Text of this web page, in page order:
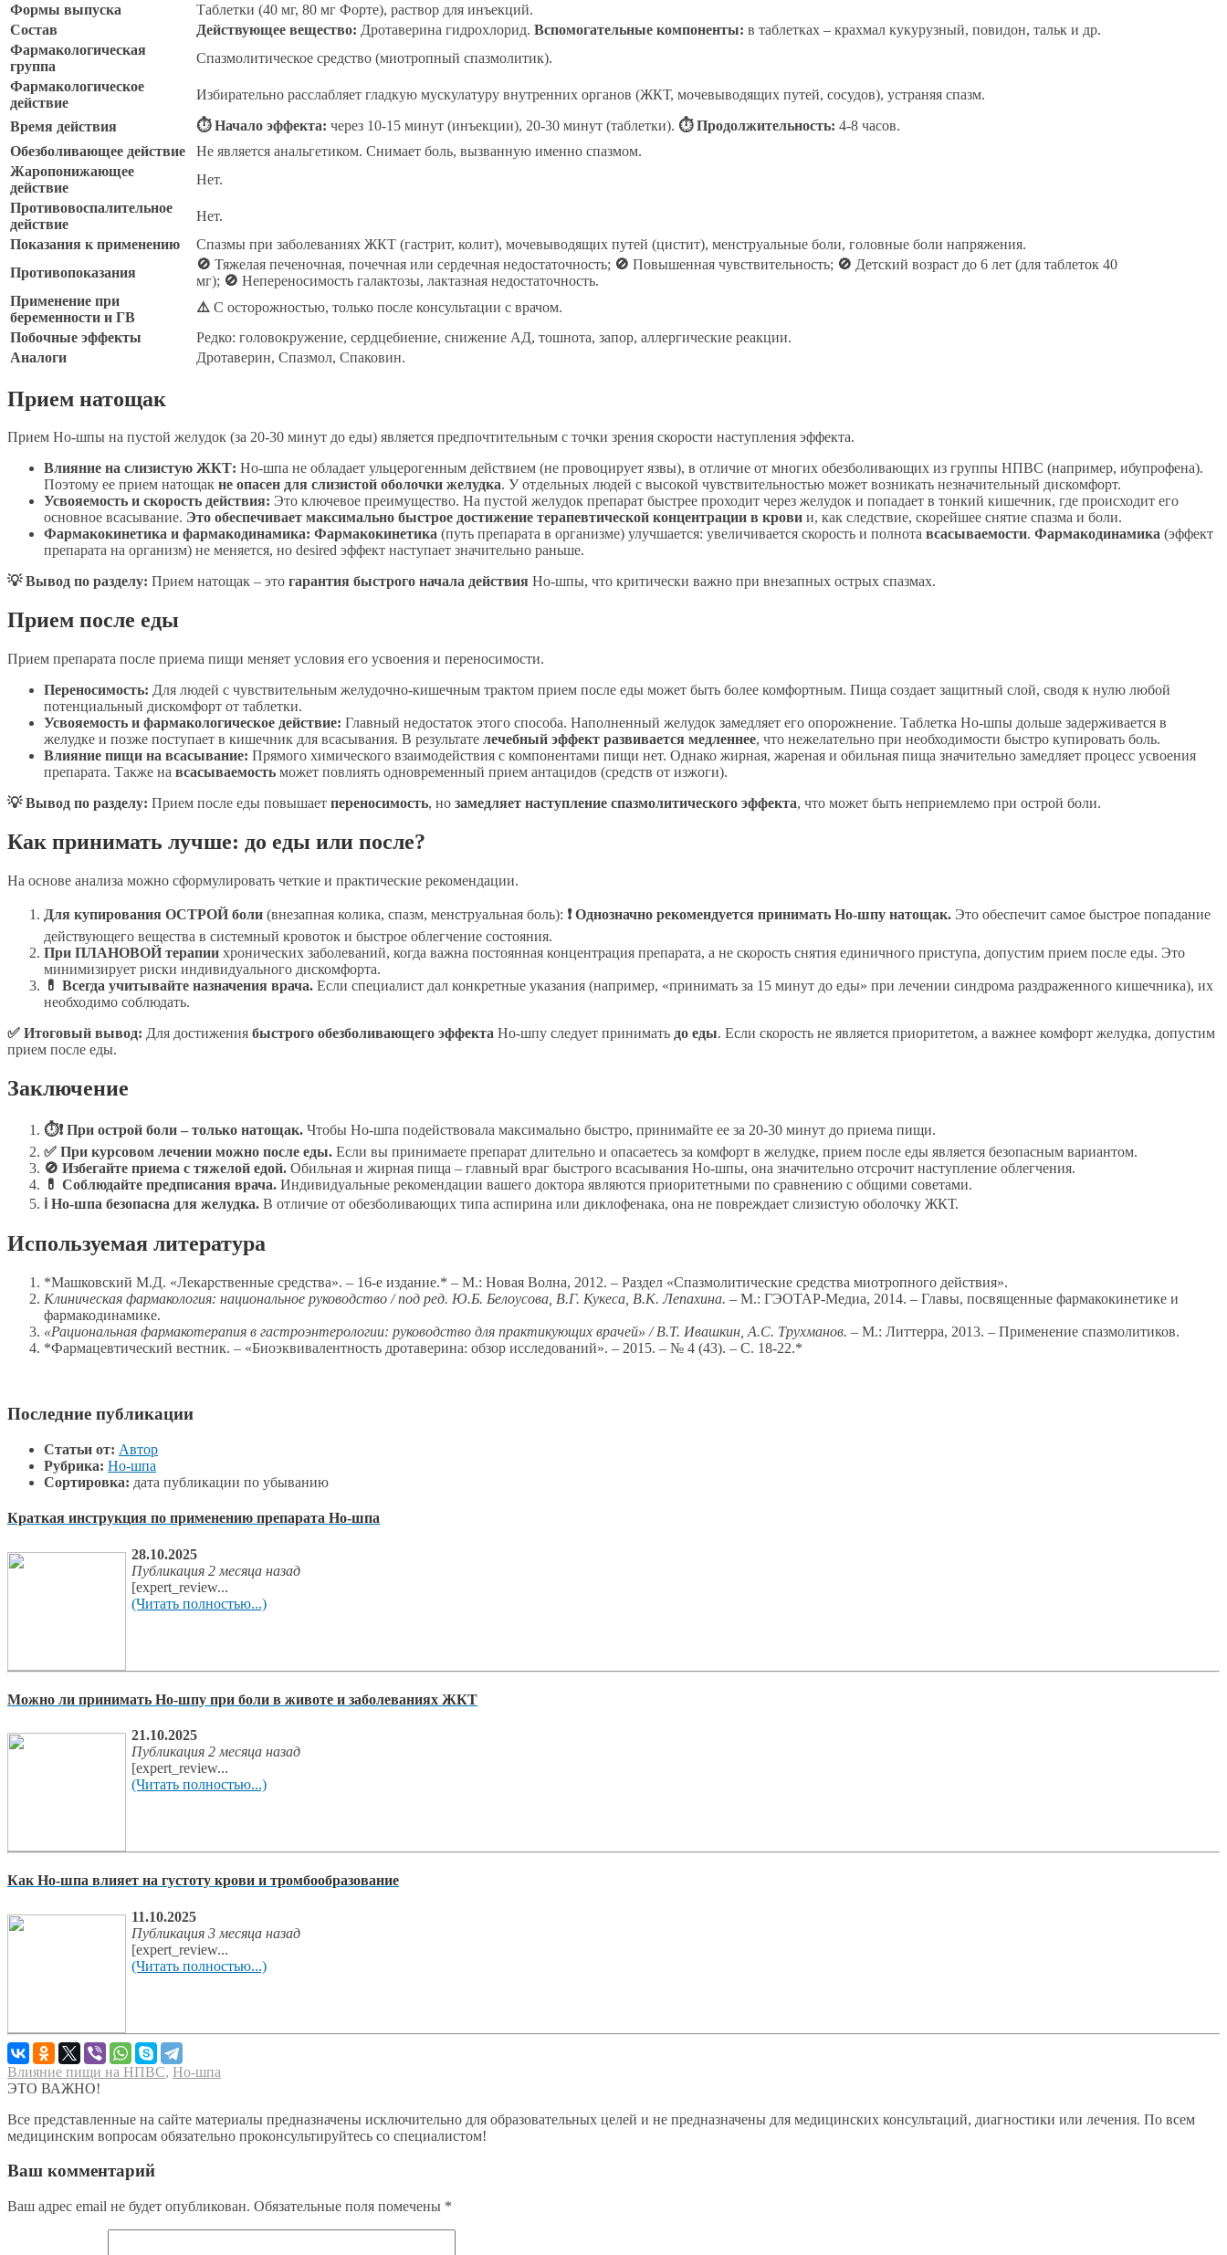
Формы выпуска
Таблетки (40 мг, 80 мг Форте), раствор для инъекций.
Состав
Действующее вещество: Дротаверина гидрохлорид. Вспомогательные компоненты: в таблетках – крахмал кукурузный, повидон, тальк и др.
Фармакологическая
группа
Спазмолитическое средство (миотропный спазмолитик).
Фармакологическое
действие
Избирательно расслабляет гладкую мускулатуру внутренних органов (ЖКТ, мочевыводящих путей, сосудов), устраняя спазм.
Время действия ⏱ Начало эффекта: через 10-15 минут (инъекции), 20-30 минут (таблетки). ⏱ Продолжительность: 4-8 часов.
Обезболивающее действие
Не является анальгетиком. Снимает боль, вызванную именно спазмом.
Жаропонижающее
действие
Нет.
Противовоспалительное
действие
Нет.
Показания к применению
Спазмы при заболеваниях ЖКТ (гастрит, колит), мочевыводящих путей (цистит), менструальные боли, головные боли напряжения.
Противопоказания
🚫 Тяжелая печеночная, почечная или сердечная недостаточность; 🚫 Повышенная чувствительность; 🚫 Детский возраст до 6 лет (для таблеток 40
мг); 🚫 Непереносимость галактозы, лактазная недостаточность.
Применение при
беременности и ГВ
⚠️ С осторожностью, только после консультации с врачом.
Побочные эффекты
Редко: головокружение, сердцебиение, снижение АД, тошнота, запор, аллергические реакции.
Аналоги
Дротаверин, Спазмол, Спаковин.
Прием натощак
Прием Но-шпы на пустой желудок (за 20-30 минут до еды) является предпочтительным с точки зрения скорости наступления эффекта.
Влияние на слизистую ЖКТ: Но-шпа не обладает ульцерогенным действием (не провоцирует язвы), в отличие от многих обезболивающих из группы НПВС (например, ибупрофена).
Поэтому ее прием натощак не опасен для слизистой оболочки желудка. У отдельных людей с высокой чувствительностью может возникать незначительный дискомфорт.
Усвояемость и скорость действия: Это ключевое преимущество. На пустой желудок препарат быстрее проходит через желудок и попадает в тонкий кишечник, где происходит его
основное всасывание. Это обеспечивает максимально быстрое достижение терапевтической концентрации в крови и, как следствие, скорейшее снятие спазма и боли.
Фармакокинетика и фармакодинамика: Фармакокинетика (путь препарата в организме) улучшается: увеличивается скорость и полнота всасываемости. Фармакодинамика (эффект
препарата на организм) не меняется, но desired эффект наступает значительно раньше.
💡 Вывод по разделу: Прием натощак – это гарантия быстрого начала действия Но-шпы, что критически важно при внезапных острых спазмах.
Прием после еды
Прием препарата после приема пищи меняет условия его усвоения и переносимости.
Переносимость: Для людей с чувствительным желудочно-кишечным трактом прием после еды может быть более комфортным. Пища создает защитный слой, сводя к нулю любой
потенциальный дискомфорт от таблетки.
Усвояемость и фармакологическое действие: Главный недостаток этого способа. Наполненный желудок замедляет его опорожнение. Таблетка Но-шпы дольше задерживается в
желудке и позже поступает в кишечник для всасывания. В результате лечебный эффект развивается медленнее, что нежелательно при необходимости быстро купировать боль.
Влияние пищи на всасывание: Прямого химического взаимодействия с компонентами пищи нет. Однако жирная, жареная и обильная пища значительно замедляет процесс усвоения
препарата. Также на всасываемость может повлиять одновременный прием антацидов (средств от изжоги).
💡 Вывод по разделу: Прием после еды повышает переносимость, но замедляет наступление спазмолитического эффекта, что может быть неприемлемо при острой боли.
Как принимать лучше: до еды или после?
На основе анализа можно сформулировать четкие и практические рекомендации.
Для купирования ОСТРОЙ боли (внезапная колика, спазм, менструальная боль): ❗ Однозначно рекомендуется принимать Но-шпу натощак. Это обеспечит самое быстрое попадание
действующего вещества в системный кровоток и быстрое облегчение состояния.
При ПЛАНОВОЙ терапии хронических заболеваний, когда важна постоянная концентрация препарата, а не скорость снятия единичного приступа, допустим прием после еды. Это
минимизирует риски индивидуального дискомфорта.
💊 Всегда учитывайте назначения врача. Если специалист дал конкретные указания (например, «принимать за 15 минут до еды» при лечении синдрома раздраженного кишечника), их
необходимо соблюдать.
✅ Итоговый вывод: Для достижения быстрого обезболивающего эффекта Но-шпу следует принимать до еды. Если скорость не является приоритетом, а важнее комфорт желудка, допустим
прием после еды.
Заключение
⏱❗ При острой боли – только натощак. Чтобы Но-шпа подействовала максимально быстро, принимайте ее за 20-30 минут до приема пищи.
✅ При курсовом лечении можно после еды. Если вы принимаете препарат длительно и опасаетесь за комфорт в желудке, прием после еды является безопасным вариантом.
🚫 Избегайте приема с тяжелой едой. Обильная и жирная пища – главный враг быстрого всасывания Но-шпы, она значительно отсрочит наступление облегчения.
💊 Соблюдайте предписания врача. Индивидуальные рекомендации вашего доктора являются приоритетными по сравнению с общими советами.
ℹ Но-шпа безопасна для желудка. В отличие от обезболивающих типа аспирина или диклофенака, она не повреждает слизистую оболочку ЖКТ.
Используемая литература
*Машковский М.Д. «Лекарственные средства». – 16-е издание.* – М.: Новая Волна, 2012. – Раздел «Спазмолитические средства миотропного действия».
Клиническая фармакология: национальное руководство / под ред. Ю.Б. Белоусова, В.Г. Кукеса, В.К. Лепахина. – М.: ГЭОТАР-Медиа, 2014. – Главы, посвященные фармакокинетике и
фармакодинамике.
«Рациональная фармакотерапия в гастроэнтерологии: руководство для практикующих врачей» / В.Т. Ивашкин, А.С. Трухманов. – М.: Литтерра, 2013. – Применение спазмолитиков.
*Фармацевтический вестник. – «Биоэквивалентность дротаверина: обзор исследований». – 2015. – № 4 (43). – С. 18-22.*
Последние публикации
Статьи от: Автор
Рубрика: Но-шпа
Сортировка: дата публикации по убыванию
Краткая инструкция по применению препарата Но-шпа
28.10.2025
Публикация 2 месяца назад
[expert_review...
(Читать полностью...)
Можно ли принимать Но-шпу при боли в животе и заболеваниях ЖКТ
21.10.2025
Публикация 2 месяца назад
[expert_review...
(Читать полностью...)
Как Но-шпа влияет на густоту крови и тромбообразование
11.10.2025
Публикация 3 месяца назад
[expert_review...
(Читать полностью...)
Влияние пищи на НПВС, Но-шпа
ЭТО ВАЖНО!
Все представленные на сайте материалы предназначены исключительно для образовательных целей и не предназначены для медицинских консультаций, диагностики или лечения. По всем
медицинским вопросам обязательно проконсультируйтесь со специалистом!
Ваш комментарий
Ваш адрес email не будет опубликован. Обязательные поля помечены *